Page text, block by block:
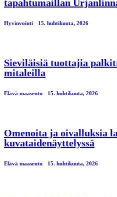
tapahtumaillan
Hyvinvointi 15. huhtikuuta, 2026
Sieviläisiä tuottajia
mitaleilla
Elävä maaseutu 15. huhtikuuta, 2026
Omenoita ja oivalluksia
kuvataidenäyttelyssä
Elävä maaseutu 15. huhtikuuta, 2026